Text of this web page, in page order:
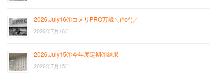
2026.July16①コメリPRO万歳＼(^o^)／
2026年7月16日
2026.July15①今年度定期①結果
2026年7月15日